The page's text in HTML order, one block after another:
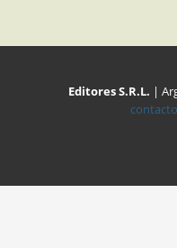
Editores S.R.L. |